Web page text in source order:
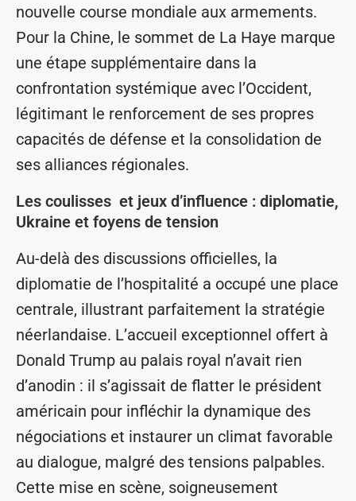
nouvelle course mondiale aux armements.
Pour la Chine, le sommet de La Haye marque
une étape supplémentaire dans la
confrontation systémique avec l’Occident,
légitimant le renforcement de ses propres
capacités de défense et la consolidation de
ses alliances régionales.
Les coulisses et jeux d’influence : diplomatie,
Ukraine et foyens de tension
Au-delà des discussions officielles, la
diplomatie de l’hospitalité a occupé une place
centrale, illustrant parfaitement la stratégie
néerlandaise. L’accueil exceptionnel offert à
Donald Trump au palais royal n’avait rien
d’anodin : il s’agissait de flatter le président
américain pour infléchir la dynamique des
négociations et instaurer un climat favorable
au dialogue, malgré des tensions palpables.
Cette mise en scène, soigneusement